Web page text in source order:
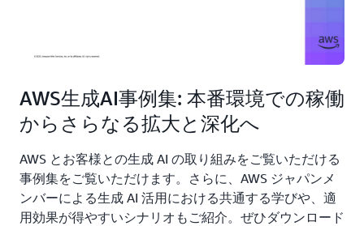
AWS生成AI事例集: 本番環境での稼働
からさらなる拡大と深化へ
AWS とお客様との生成 AI の取り組みをご覧いただける
事例集をご覧いただけます。さらに、AWS ジャパンメ
ンバーによる生成 AI 活用における共通する学びや、適
用効果が得やすいシナリオもご紹介。ぜひダウンロード